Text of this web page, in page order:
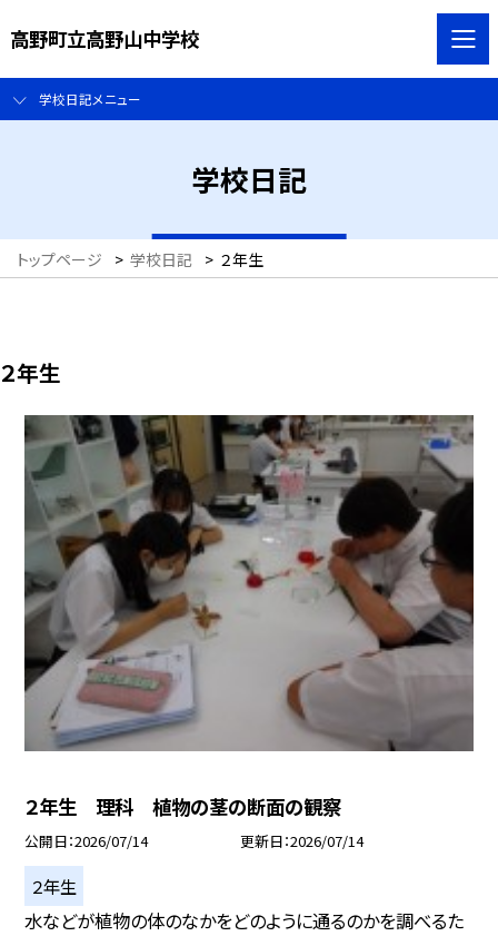
高野町立高野山中学校
学校日記メニュー
学校日記
トップページ > 学校日記 > ２年生
２年生
２年生 理科 植物の茎の断面の観察
公開日 2026/07/14 更新日 2026/07/14
２年生
水などが植物の体のなかをどのように通るのかを調べるた